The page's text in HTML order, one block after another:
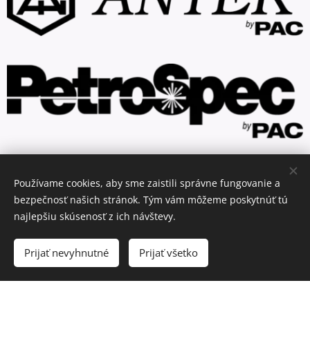
Používame cookies, aby sme zaistili správne fungovanie a
bezpečnosť našich stránok. Tým vám môžeme poskytnúť tú
najlepšiu skúsenosť z ich návštevy.
Prijať nevyhnutné Prijať všetko